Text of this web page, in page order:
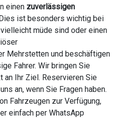
einen zuverlässigen
ist besonders wichtig bei
müde sind oder einen
Mehrstetten und beschäftigen
Fahrer. Wir bringen Sie
an Ihr Ziel. Reservieren Sie
an, wenn Sie Fragen haben.
Fahrzeugen zur Verfügung,
einfach per WhatsApp